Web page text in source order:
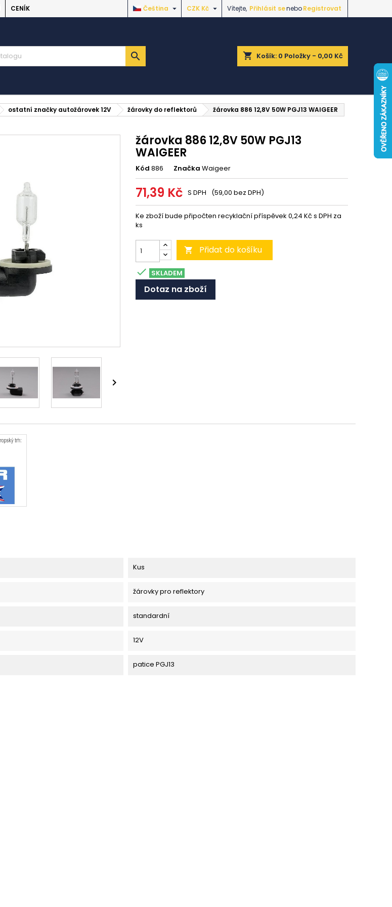
CENÍK Vítejte, Přihlásit seneboRegistrovat
CZK Kč 
Čeština 
shopping_cart Košík: 0 Položky - 0,00 Kč

ostatní značky autožárovek 12V žárovky do reflektorů žárovka 886 12,8V 50W PGJ13 WAIGEER

žárovka 886 12,8V 50W PGJ13
WAIGEER
Kód 886 Značka Waigeer
71,39 Kč S DPH (59,00 bez DPH)
Ke zboží bude připočten recyklační příspěvek 0,24 Kč s DPH za
ks
 Přidat do košíku
 SKLADEM
Dotaz na zboží
Kus
žárovky pro reflektory
standardní
12V
patice PGJ13